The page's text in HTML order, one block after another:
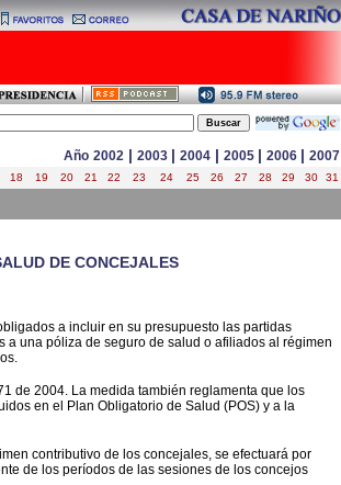
Año 2002 | 2003 | 2004 | 2005 | 2006 | 2007
18 19 20 21 22 23 24 25 26 27 28 29 30 31
DE CONCEJALES
a incluir en su presupuesto las partidas
una póliza de seguro de salud o afiliados al régimen
de 2004. La medida también reglamenta que los
en el Plan Obligatorio de Salud (POS) y a la
contributivo de los concejales, se efectuará por
de los períodos de las sesiones de los concejos